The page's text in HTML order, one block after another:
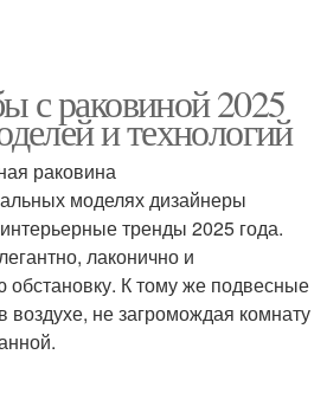
с раковиной 2025
и технологий
раковина
моделях дизайнеры
тренды 2025 года.
лаконично и
К тому же подвесные
воздухе, не загромождая комнату